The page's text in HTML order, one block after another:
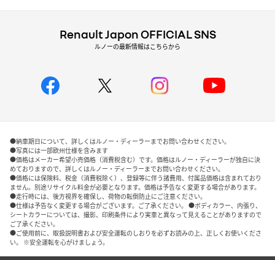
Renault Japon OFFICIAL SNS
ルノーの最新情報はこちらから
●納車期日について、詳しくはルノー・ディーラーまでお問い合わせください。
●写真には一部欧州仕様を含みます
●価格はメーカー希望小売価格（消費税含む）です。価格はルノー・ディーラーが独自に決
めておりますので、詳しくはルノー・ディーラーまでお問い合わせください。
●価格には保険料、税金（消費税除く）、登録等に伴う諸費用、付属品価格は含まれており
ません。別途リサイクル料金が必要となります。価格は予告なく変更する場合があります。
●走行時には、後方視界を確保し、荷物の転倒防止にご注意ください。
●仕様は予告なく変更する場合がございます。ご了承ください。 ●ボディカラー、内張り、
シートカラーについては、撮影、印刷条件により実車と異なって見えることがありますので
ご了承ください。
●ご使用前に、取扱説明書および安全運転のしおりを必ずお読みの上、正しくお使いくださ
い。 ※安全運転を心がけましょう。